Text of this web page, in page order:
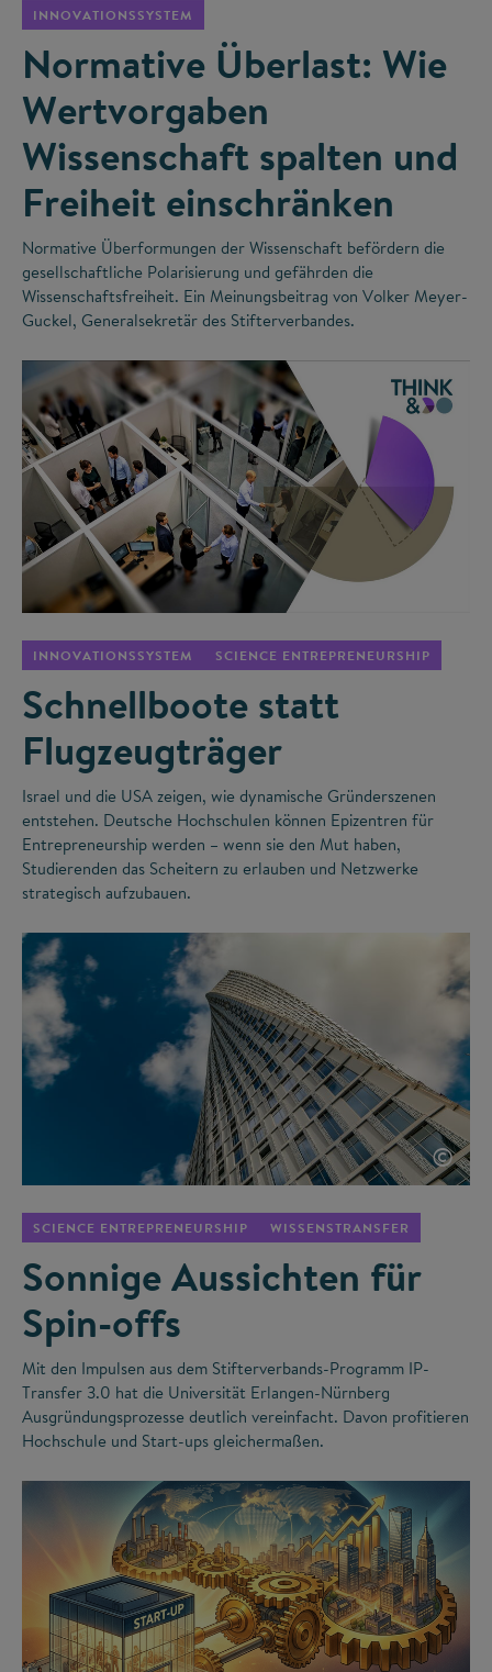
INNOVATIONSSYSTEM
Normative Überlast: Wie
Wertvorgaben
Wissenschaft spalten und
Freiheit einschränken
Normative Überformungen der Wissenschaft befördern die
gesellschaftliche Polarisierung und gefährden die
Wissenschaftsfreiheit. Ein Meinungsbeitrag von Volker Meyer-
Guckel, Generalsekretär des Stifterverbandes.
INNOVATIONSSYSTEM SCIENCE ENTREPRENEURSHIP
Schnellboote statt
Flugzeugträger
Israel und die USA zeigen, wie dynamische Gründerszenen
entstehen. Deutsche Hochschulen können Epizentren für
Entrepreneurship werden – wenn sie den Mut haben,
Studierenden das Scheitern zu erlauben und Netzwerke
strategisch aufzubauen.
©
SCIENCE ENTREPRENEURSHIP WISSENSTRANSFER
Sonnige Aussichten für
Spin-offs
Mit den Impulsen aus dem Stifterverbands-Programm IP-
Transfer 3.0 hat die Universität Erlangen-Nürnberg
Ausgründungsprozesse deutlich vereinfacht. Davon profitieren
Hochschule und Start-ups gleichermaßen.